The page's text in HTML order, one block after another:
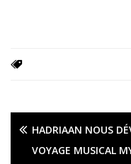
HADRIAAN NOUS
VOYAGE MUSICAL